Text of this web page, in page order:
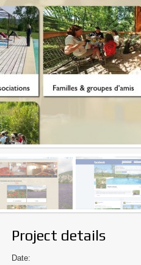
Project details
Date: